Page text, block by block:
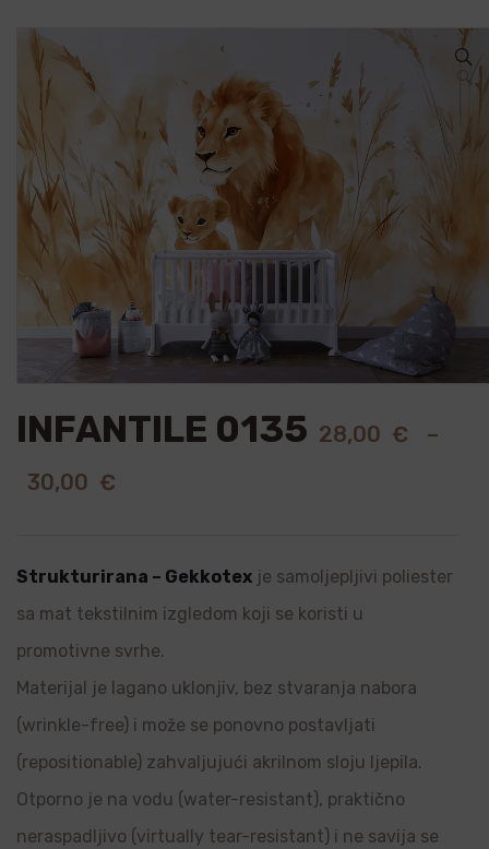
INFANTILE 0135 28,00 €
–
30,00 €
Strukturirana – Gekkotex je samoljepljivi poliester
sa mat tekstilnim izgledom koji se koristi u
promotivne svrhe.
Materijal je lagano uklonjiv, bez stvaranja nabora
(wrinkle-free) i može se ponovno postavljati
(repositionable) zahvaljujući akrilnom sloju ljepila.
Otporno je na vodu (water-resistant), praktično
neraspadljivo (virtually tear-resistant) i ne savija se